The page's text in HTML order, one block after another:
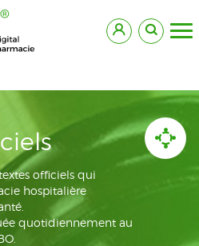
officiels qui
hospitalière
quotidiennement au